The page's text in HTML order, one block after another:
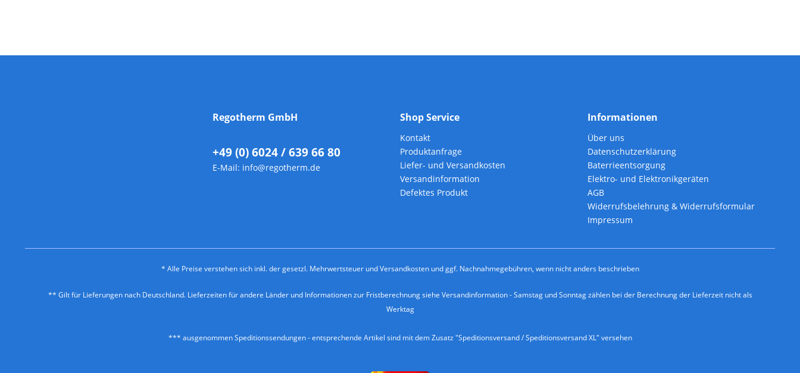
Regotherm GmbH
+49 (0) 6024 / 639 66 80
E-Mail: info@regotherm.de
Shop Service
Kontakt
Produktanfrage
Liefer- und Versandkosten
Versandinformation
Defektes Produkt
Informationen
Über uns
Datenschutzerklärung
Baterrieentsorgung
Elektro- und Elektronikgeräten
AGB
Widerrufsbelehrung & Widerrufsformular
Impressum
* Alle Preise verstehen sich inkl. der gesetzl. Mehrwertsteuer undVersandkostenund ggf. Nachnahmegebühren, wenn nicht anders beschrieben
** Gilt für Lieferungen nach Deutschland. Lieferzeiten für andere Länder und Informationen zur Fristberechnung siehe Versandinformation- Samstag und Sonntag zählen bei der Berechnung der Lieferzeit nicht als
Werktag
*** ausgenommen Speditionssendungen - entsprechende Artikel sind mit dem Zusatz "Speditionsversand / Speditionsversand XL" versehen